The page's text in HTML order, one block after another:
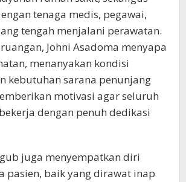
tenaga medis, pegawai,
tengah menjalani perawatan.
Johni Asadoma menyapa
menanyakan kondisi
kebutuhan sarana penunjang
motivasi agar seluruh
dengan penuh dedikasi
juga menyempatkan diri
pasien, baik yang dirawat inap